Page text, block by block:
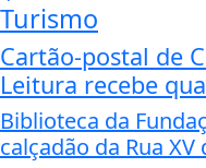
Turismo
Cartão-postal de
Leitura recebe
Biblioteca da
calçadão da Rua